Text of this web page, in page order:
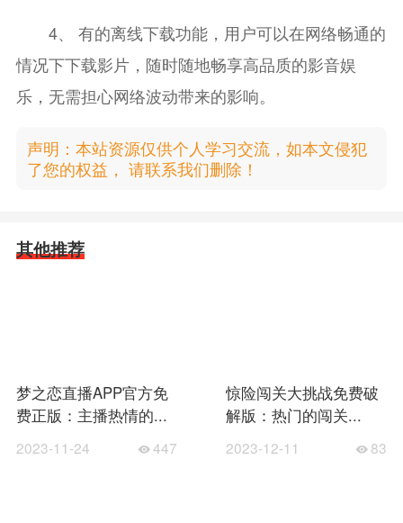
4、 有的离线下载功能，用户可以在网络畅通的
情况下下载影片，随时随地畅享高品质的影音娱
乐，无需担心网络波动带来的影响。
声明：本站资源仅供个人学习交流，如本文侵犯
了您的权益， 请联系我们删除！
其他推荐
梦之恋直播APP官方免
费正版：主播热情的...
2023-11-24 447
惊险闯关大挑战免费破
解版：热门的闯关...
2023-12-11 83